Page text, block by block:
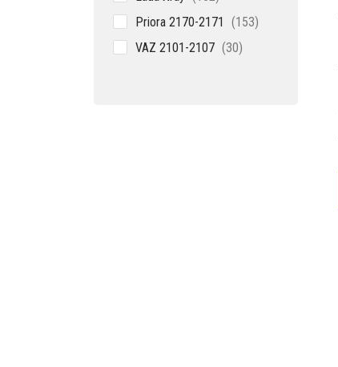
Priora 2170-2171 153153
VAZ 2101-2107 3030